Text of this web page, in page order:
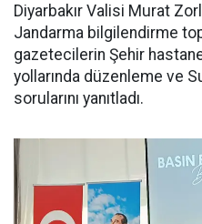
Diyarbakır Valisi Murat
Jandarma bilgilendirme
gazetecilerin Şehir
yollarında düzenleme ve
sorularını yanıtladı.